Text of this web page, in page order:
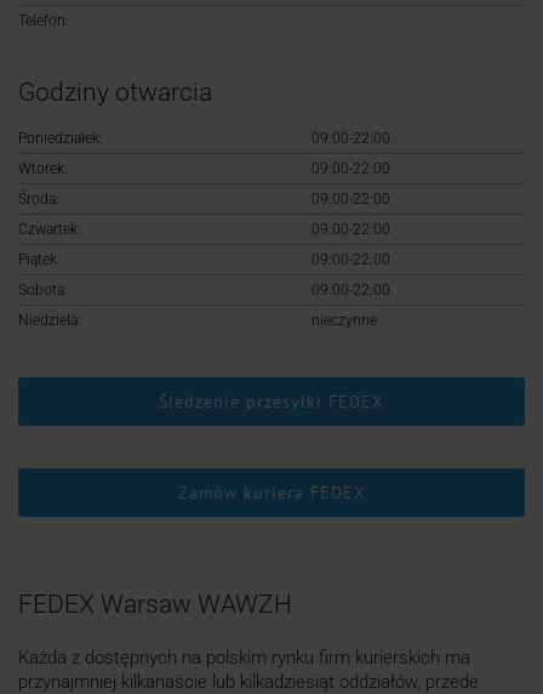
Telefon:
Godziny otwarcia
Poniedziałek:
09:00-22:00
Wtorek:
09:00-22:00
Środa:
09:00-22:00
Czwartek:
09:00-22:00
Piątek:
09:00-22:00
Sobota:
09:00-22:00
Niedziela:
nieczynne
Śledzenie przesyłki FEDEX
Zamów kuriera FEDEX
FEDEX Warsaw WAWZH
Każda z dostępnych na polskim rynku firm kurierskich ma
przynajmniej kilkanaście lub kilkadziesiąt oddziałów, przede